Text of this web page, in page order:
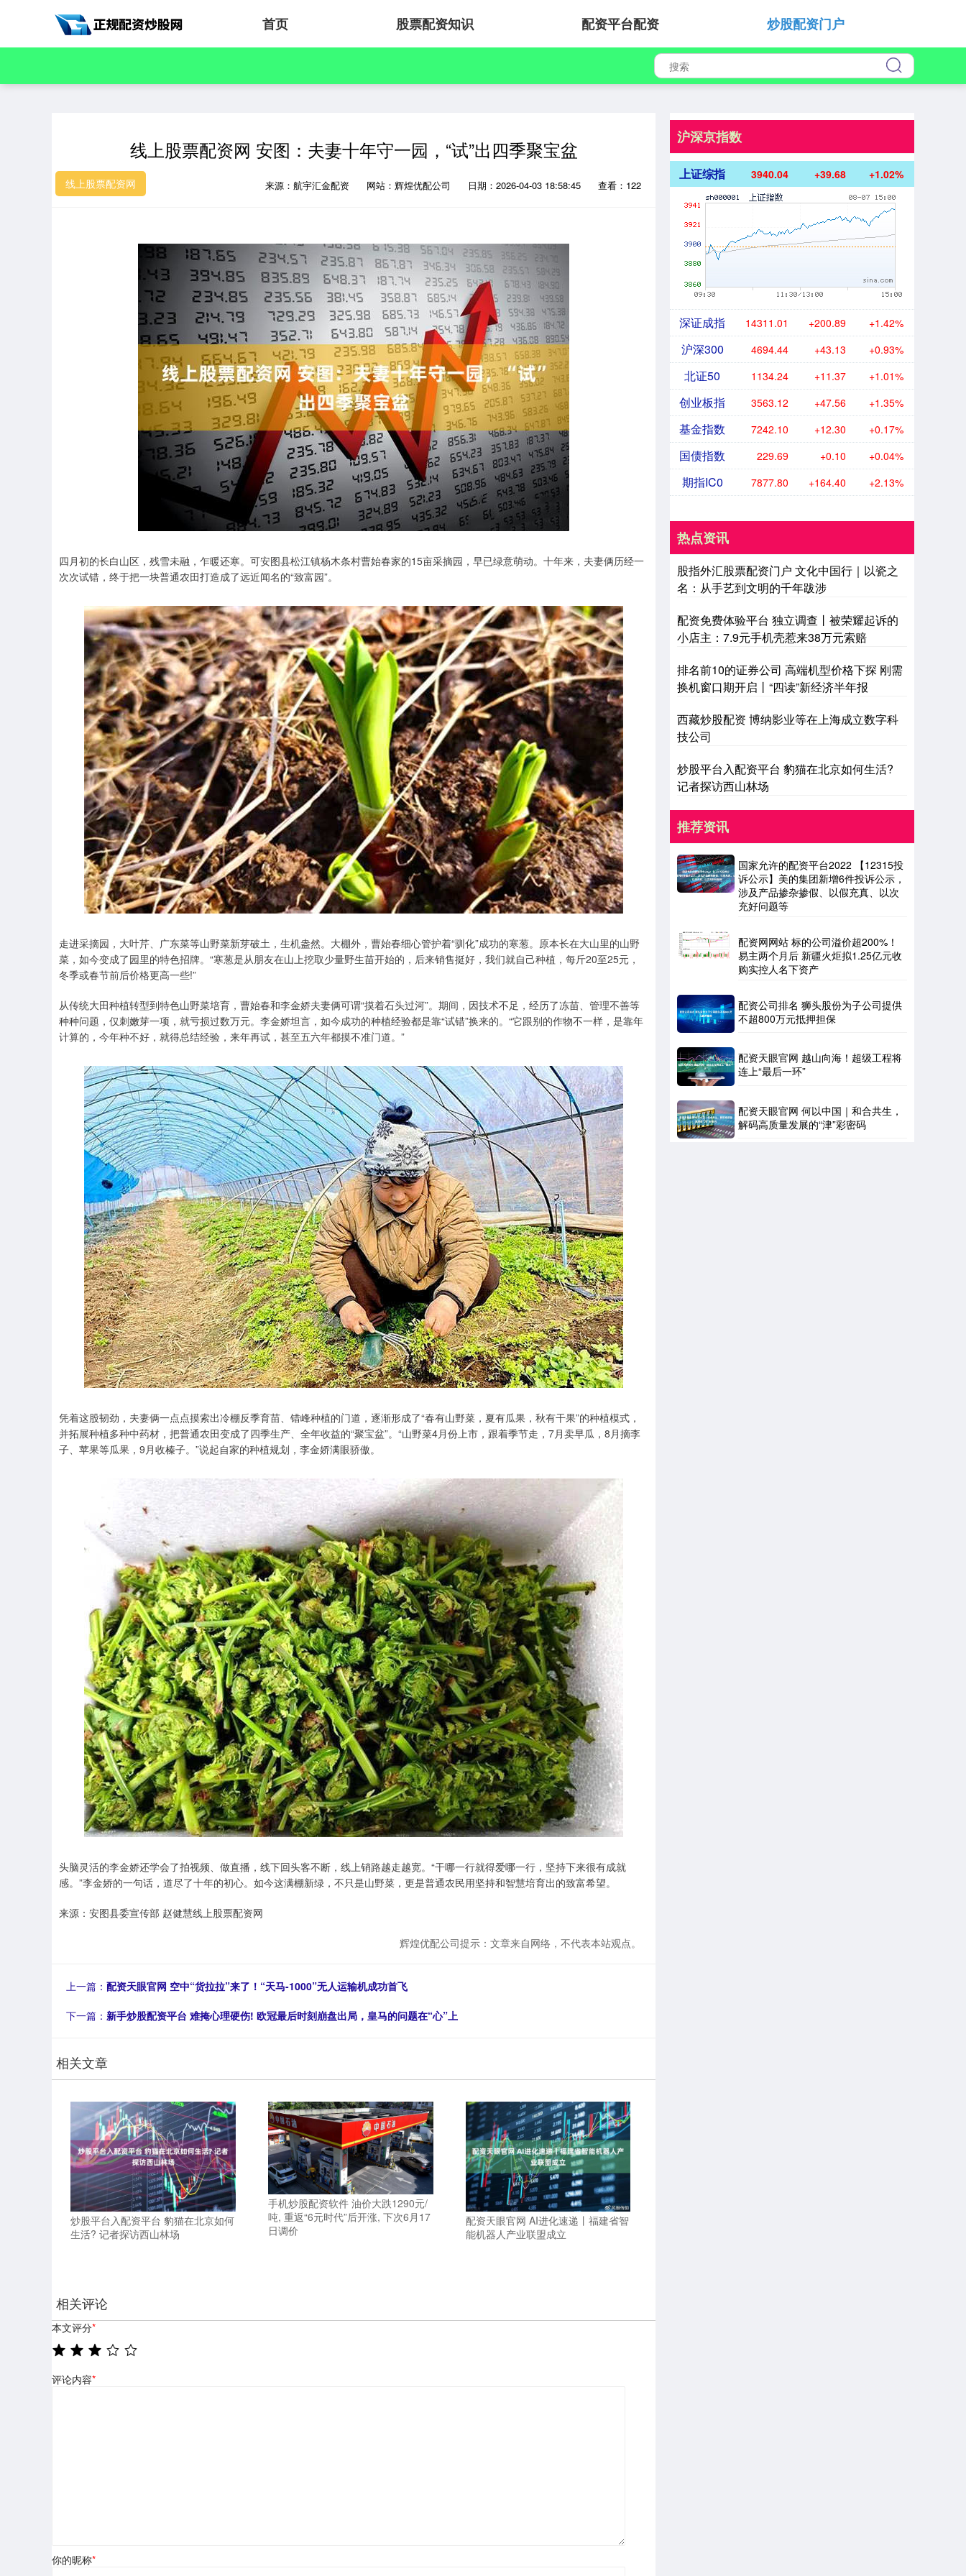
首页 股票配资知识 配资平台配资 炒股配资门户
线上股票配资网 安图：夫妻十年守一园，“试”出四季聚宝盆
线上股票配资网 来源：航宇汇金配资 网站：辉煌优配公司 日期：2026-04-03 18:58:45 查看：122
四月初的长白山区，残雪未融，乍暖还寒。可安图县松江镇杨木条村曹始春家的15亩采摘园，早已绿意萌动。十年来，夫妻俩历经一
次次试错，终于把一块普通农田打造成了远近闻名的“致富园”。
走进采摘园，大叶芹、广东菜等山野菜新芽破土，生机盎然。大棚外，曹始春细心管护着“驯化”成功的寒葱。原本长在大山里的山野
菜，如今变成了园里的特色招牌。“寒葱是从朋友在山上挖取少量野生苗开始的，后来销售挺好，我们就自己种植，每斤20至25元，
冬季或春节前后价格更高一些!”
从传统大田种植转型到特色山野菜培育，曹始春和李金娇夫妻俩可谓“摸着石头过河”。期间，因技术不足，经历了冻苗、管理不善等
种种问题，仅刺嫩芽一项，就亏损过数万元。李金娇坦言，如今成功的种植经验都是靠“试错”换来的。“它跟别的作物不一样，是靠年
计算的，今年种不好，就得总结经验，来年再试，甚至五六年都摸不准门道。”
凭着这股韧劲，夫妻俩一点点摸索出冷棚反季育苗、错峰种植的门道，逐渐形成了“春有山野菜，夏有瓜果，秋有干果”的种植模式，
并拓展种植多种中药材，把普通农田变成了四季生产、全年收益的“聚宝盆”。“山野菜4月份上市，跟着季节走，7月卖早瓜，8月摘李
子、苹果等瓜果，9月收榛子。”说起自家的种植规划，李金娇满眼骄傲。
头脑灵活的李金娇还学会了拍视频、做直播，线下回头客不断，线上销路越走越宽。“干哪一行就得爱哪一行，坚持下来很有成就
感。”李金娇的一句话，道尽了十年的初心。如今这满棚新绿，不只是山野菜，更是普通农民用坚持和智慧培育出的致富希望。
来源：安图县委宣传部 赵健慧线上股票配资网
辉煌优配公司提示：文章来自网络，不代表本站观点。
上一篇： 配资天眼官网 空中“货拉拉”来了！“天马-1000”无人运输机成功首飞
下一篇： 新手炒股配资平台 难掩心理硬伤! 欧冠最后时刻崩盘出局，皇马的问题在“心”上
相关文章
炒股平台入配资平台 豹猫在北京如何
生活? 记者探访西山林场
手机炒股配资软件 油价大跌1290元/
吨, 重返“6元时代”后开涨, 下次6月17
日调价
配资天眼官网 AI进化速递丨福建省智
能机器人产业联盟成立
相关评论
本文评分*
评论内容*
你的昵称*
沪深京指数
上证综指 3940.04 +39.68 +1.02%
深证成指 14311.01 +200.89 +1.42%
沪深300 4694.44 +43.13 +0.93%
北证50 1134.24 +11.37 +1.01%
创业板指 3563.12 +47.56 +1.35%
基金指数 7242.10 +12.30 +0.17%
国债指数 229.69 +0.10 +0.04%
期指IC0 7877.80 +164.40 +2.13%
热点资讯
股指外汇股票配资门户 文化中国行｜以瓷之
名：从手艺到文明的千年跋涉
配资免费体验平台 独立调查丨被荣耀起诉的
小店主：7.9元手机壳惹来38万元索赔
排名前10的证券公司 高端机型价格下探 刚需
换机窗口期开启丨“四读”新经济半年报
西藏炒股配资 博纳影业等在上海成立数字科
技公司
炒股平台入配资平台 豹猫在北京如何生活?
记者探访西山林场
推荐资讯
国家允许的配资平台2022 【12315投
诉公示】美的集团新增6件投诉公示，
涉及产品掺杂掺假、以假充真、以次
充好问题等
配资网网站 标的公司溢价超200%！
易主两个月后 新疆火炬拟1.25亿元收
购实控人名下资产
配资公司排名 狮头股份为子公司提供
不超800万元抵押担保
配资天眼官网 越山向海！超级工程将
连上“最后一环”
配资天眼官网 何以中国｜和合共生，
解码高质量发展的“津”彩密码